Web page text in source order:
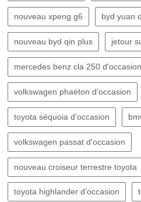
nouveau xpeng g6 byd yuan
nouveau byd qin plus jetour
mercedes benz cla 250 d'occasion
volkswagen phaéton d'occasion
toyota séquoia d'occasion
volkswagen passat d'occasion
nouveau croiseur terrestre toyota
toyota highlander d'occasion